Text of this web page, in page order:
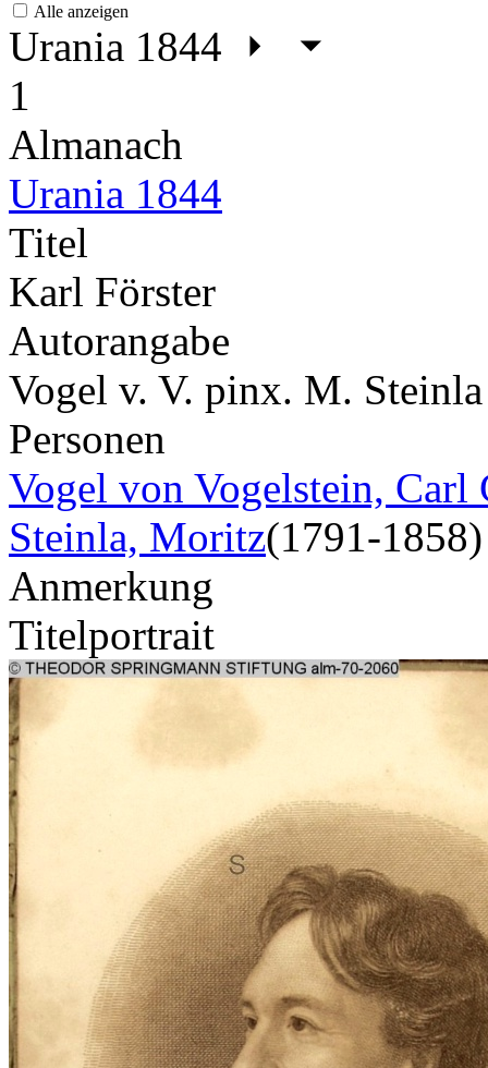
Alle anzeigen
Urania 1844
1
Almanach
Urania 1844
Titel
Karl Förster
Autorangabe
Vogel v. V. pinx. M. Steinla
Personen
Vogel von Vogelstein, Carl
Steinla, Moritz(1791-1858)
Anmerkung
Titelportrait